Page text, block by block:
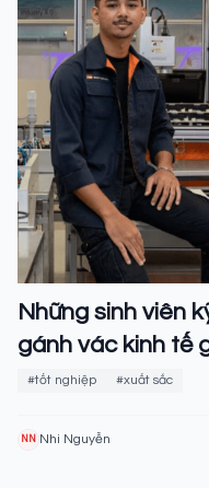
Những sinh viên
gánh vác kinh tế
#tốt nghiệp #xuất sắc
NN Nhi Nguyễn